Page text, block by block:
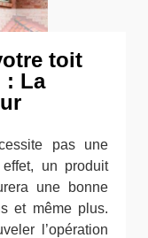
toit
: La
pas une
un produit
une bonne
et même plus.
l’opération